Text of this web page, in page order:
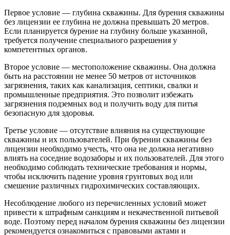
Первое условие — глубина скважины. Для бурения скважины
без лицензии ее глубина не должна превышать 20 метров.
Если планируется бурение на глубину больше указанной,
требуется получение специального разрешения у
компетентных органов.
Второе условие — местоположение скважины. Она должна
быть на расстоянии не менее 50 метров от источников
загрязнения, таких как канализация, септики, свалки и
промышленные предприятия. Это позволит избежать
загрязнения подземных вод и получить воду для питья
безопасную для здоровья.
Третье условие — отсутствие влияния на существующие
скважины и их пользователей. При бурении скважины без
лицензии необходимо учесть, что она не должна негативно
влиять на соседние водозаборы и их пользователей. Для этого
необходимо соблюдать технические требования и нормы,
чтобы исключить падение уровня грунтовых вод или
смешение различных гидрохимических составляющих.
Несоблюдение любого из перечисленных условий может
привести к штрафным санкциям и некачественной питьевой
воде. Поэтому перед началом бурения скважины без лицензии
рекомендуется ознакомиться с правовыми актами и